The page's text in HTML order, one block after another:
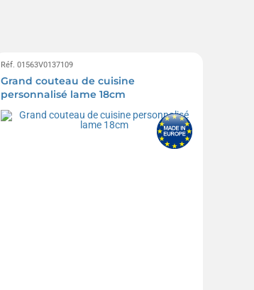
Réf. 01563V0137109
Grand couteau de cuisine
personnalisé lame 18cm